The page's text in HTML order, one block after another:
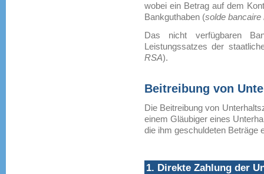
wobei ein Betrag auf dem
Bankguthaben (solde bancaire
Das nicht verfügbaren
Leistungssatzes der
RSA).
Beitreibung von
Die Beitreibung von
einem Gläubiger eines
die ihm geschuldeten Beträge
1. Direkte Zahlung der